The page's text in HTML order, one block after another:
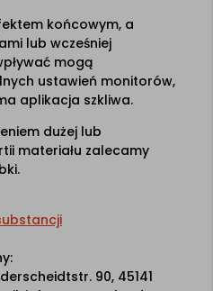
końcowym, a
lub wcześniej
mogą
ustawień monitorów,
aplikacja szkliwa.
dużej lub
materiału zalecamy
90, 45141